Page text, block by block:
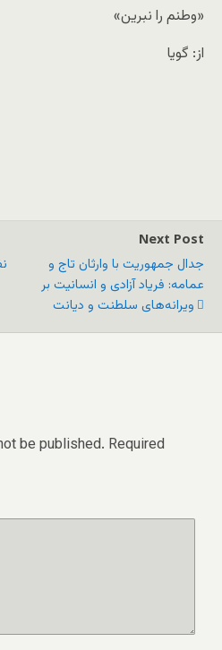
«وطنم را نبرین»
از: گویا
Next Post
جدال جمهوریت با وارثان تاج و
عمامه: فریاد آزادی و انسانیت بر
ویرانه‌های سلطنت و دیانت
be published. Required